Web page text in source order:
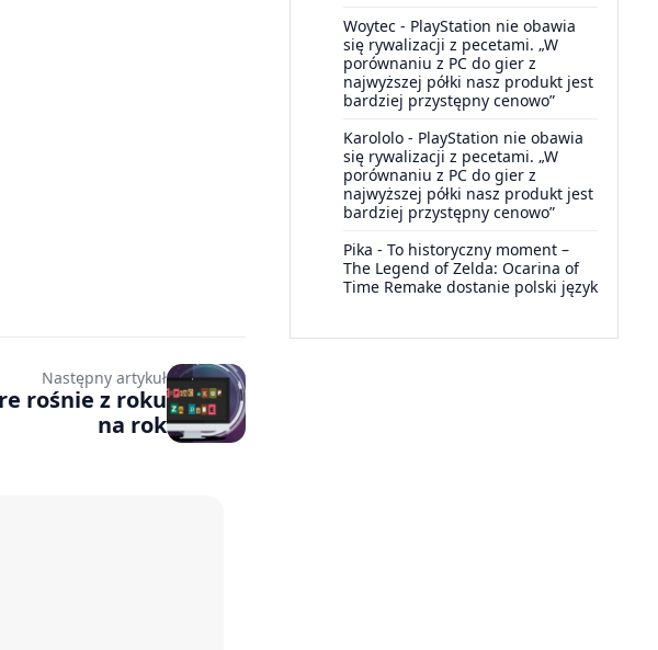
Woytec - PlayStation nie obawia
się rywalizacji z pecetami. „W
porównaniu z PC do gier z
najwyższej półki nasz produkt jest
bardziej przystępny cenowo”
Karololo - PlayStation nie obawia
się rywalizacji z pecetami. „W
porównaniu z PC do gier z
najwyższej półki nasz produkt jest
bardziej przystępny cenowo”
Pika - To historyczny moment –
The Legend of Zelda: Ocarina of
Time Remake dostanie polski język
Następny artykuł
rośnie z roku
na rok